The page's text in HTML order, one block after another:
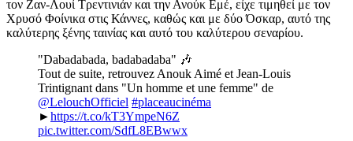
τον Ζαν-Λουί Τρεντινιάν και την Ανούκ Εμέ, είχε τιμηθεί με τον
Χρυσό Φοίνικα στις Κάννες, καθώς και με δύο Όσκαρ, αυτό της
καλύτερης ξένης ταινίας και αυτό του καλύτερου σεναρίου.
"Dabadabada, badabadaba" 🎶
Tout de suite, retrouvez Anouk Aimé et Jean-Louis
Trintignant dans "Un homme et une femme" de
@LelouchOfficiel #placeaucinéma
►https://t.co/kT3YmpeN6Z
pic.twitter.com/SdfL8EBwwx